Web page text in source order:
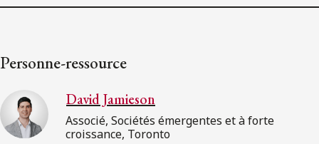
Personne-ressource
David Jamieson
Associé, Sociétés émergentes et à forte
croissance, Toronto